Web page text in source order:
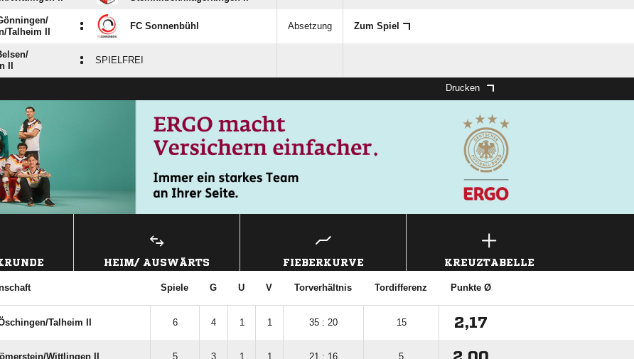
​Talheim II
: FC Sonnenbühl Absetzung Zum Spiel
II
: SPIELFREI
Drucken
HEIM/ AUSWÄRTS FIEBERKURVE KREUZTABELLE
Spiele G U V Torverhältnis Tordifferenz Punkte Ø
​Talheim II 6 4 1 1 35 : 20 15 2,17
​Wittlingen II 5 3 1 1 21 : 16 5